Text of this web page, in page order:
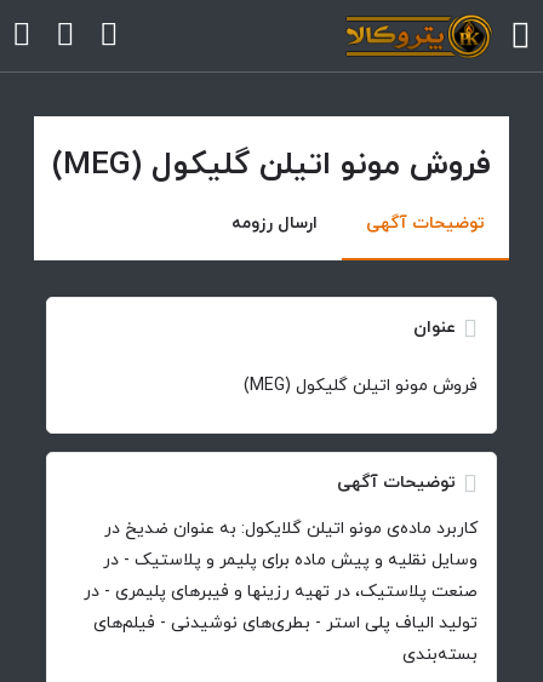
فروش مونو اتیلن گلیکول (MEG)
توضیحات آگهی ارسال رزومه
عنوان
فروش مونو اتیلن گلیکول (MEG)
توضیحات آگهی
کاربرد ماده‌ی مونو اتیلن گلایکول: به عنوان ضدیخ در
وسایل نقلیه و پیش ماده برای پلیمر و پلاستیک - در
صنعت پلاستیک، در تهیه رزینها و فیبرهای پلیمری - در
تولید الیاف پلی استر - بطری‌های نوشیدنی - فیلم‌های
بسته‌بندی